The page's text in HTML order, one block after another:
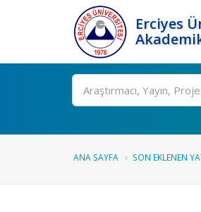
Erciyes
Ara
ANA SAYFA SON EKLENEN